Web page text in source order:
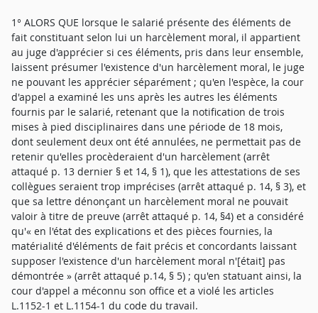
1° ALORS QUE lorsque le salarié présente des éléments de
fait constituant selon lui un harcèlement moral, il appartient
au juge d'apprécier si ces éléments, pris dans leur ensemble,
laissent présumer l'existence d'un harcèlement moral, le juge
ne pouvant les apprécier séparément ; qu'en l'espèce, la cour
d'appel a examiné les uns après les autres les éléments
fournis par le salarié, retenant que la notification de trois
mises à pied disciplinaires dans une période de 18 mois,
dont seulement deux ont été annulées, ne permettait pas de
retenir qu'elles procèderaient d'un harcèlement (arrêt
attaqué p. 13 dernier § et 14, § 1), que les attestations de ses
collègues seraient trop imprécises (arrêt attaqué p. 14, § 3), et
que sa lettre dénonçant un harcèlement moral ne pouvait
valoir à titre de preuve (arrêt attaqué p. 14, §4) et a considéré
qu'« en l'état des explications et des pièces fournies, la
matérialité d'éléments de fait précis et concordants laissant
supposer l'existence d'un harcèlement moral n'[était] pas
démontrée » (arrêt attaqué p.14, § 5) ; qu'en statuant ainsi, la
cour d'appel a méconnu son office et a violé les articles
L.1152-1 et L.1154-1 du code du travail.